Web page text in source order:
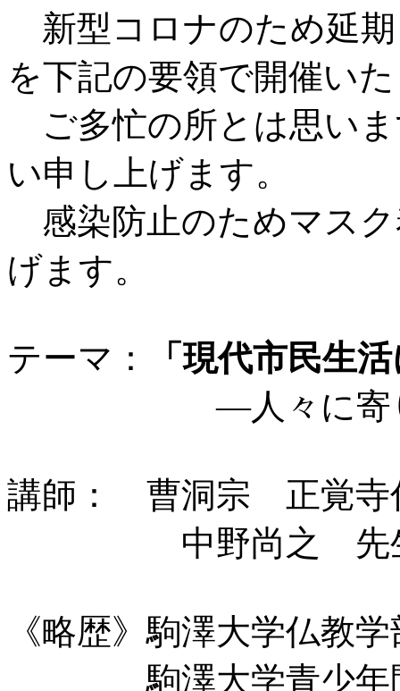
新型コロナのため延
を下記の要領で開催い
ご多忙の所とは思い
い申し上げます。
感染防止のためマス
げます。
テーマ：
「現代市民生
―人々に寄り
講師： 曹洞宗 正覚寺
中野尚之 先
《略歴》駒澤大学仏教
駒澤大学青少年問